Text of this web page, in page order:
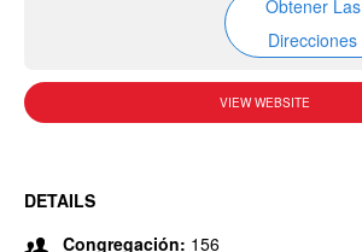
Obtener Las
Direcciones
VIEW WEBSITE
DETAILS
Congregación: 156